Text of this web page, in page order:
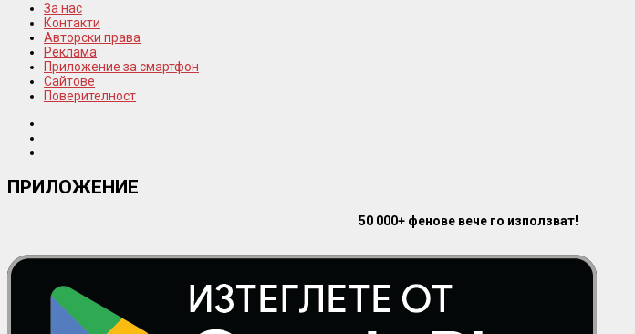
За нас
Контакти
Авторски права
Реклама
Приложение за смартфон
Сайтове
Поверителност
ПРИЛОЖЕНИЕ
50 000+ фенове вече го използват!